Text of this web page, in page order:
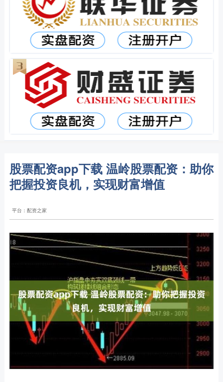
股票配资app下载 温岭股票配资：助你
把握投资良机，实现财富增值
平台：配资之家